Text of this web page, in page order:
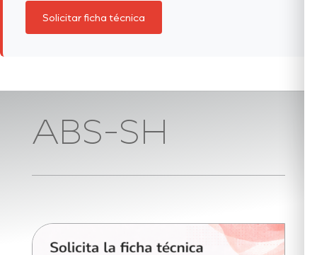
Solicitar ficha técnica
ABS-SH